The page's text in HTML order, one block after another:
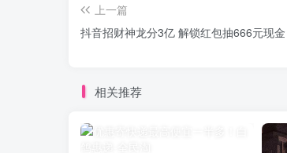
上一篇
抖音招财神龙分3亿 解锁红包抽666元现金
相关推荐